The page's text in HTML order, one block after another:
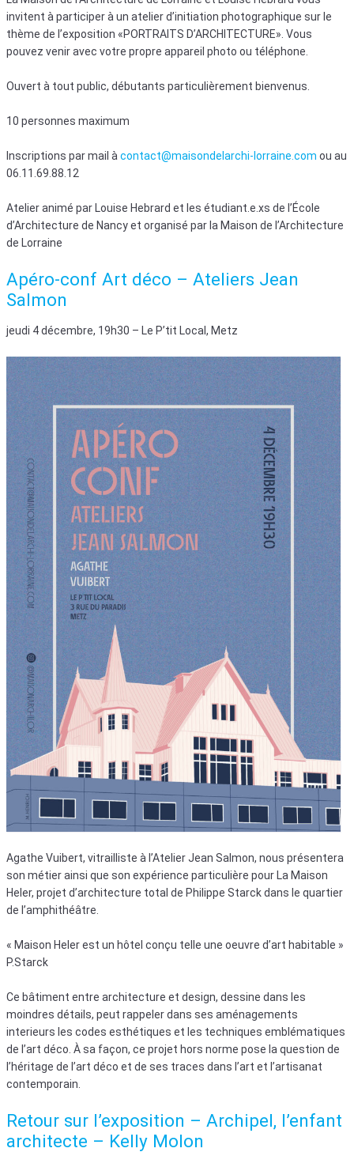
invitent à participer à un atelier d’initiation photographique sur le
thème de l’exposition «PORTRAITS D’ARCHITECTURE». Vous
pouvez venir avec votre propre appareil photo ou téléphone.
Ouvert à tout public, débutants particulièrement bienvenus.
10 personnes maximum
Inscriptions par mail à contact@maisondelarchi-lorraine.com ou au
06.11.69.88.12
Atelier animé par Louise Hebrard et les étudiant.e.xs de l’École
d’Architecture de Nancy et organisé par la Maison de l’Architecture
de Lorraine
Apéro-conf Art déco – Ateliers Jean
Salmon
jeudi 4 décembre, 19h30 – Le P’tit Local, Metz
Agathe Vuibert, vitrailliste à l’Atelier Jean Salmon, nous présentera
son métier ainsi que son expérience particulière pour La Maison
Heler, projet d’architecture total de Philippe Starck dans le quartier
de l’amphithéâtre.
« Maison Heler est un hôtel conçu telle une oeuvre d’art habitable »
P.Starck
Ce bâtiment entre architecture et design, dessine dans les
moindres détails, peut rappeler dans ses aménagements
interieurs les codes esthétiques et les techniques emblématiques
de l’art déco. À sa façon, ce projet hors norme pose la question de
l’héritage de l’art déco et de ses traces dans l’art et l’artisanat
contemporain.
Retour sur l’exposition – Archipel, l’enfant
architecte – Kelly Molon